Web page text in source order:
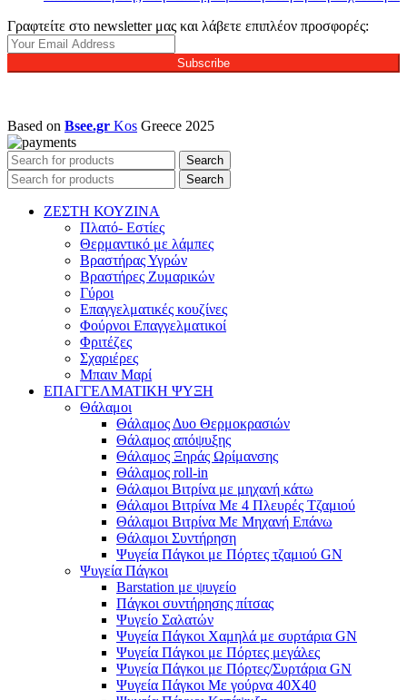
Γραφτείτε στο newsletter μας και λάβετε επιπλέον προσφορές:
Subscribe
Based on Bsee.gr Kos Greece 2025
Search
Search
ΖΕΣΤΗ ΚΟΥΖΙΝΑ
Πλατό- Εστίες
Θερμαντικό με λάμπες
Βραστήρας Υγρών
Βραστήρες Ζυμαρικών
Γύροι
Επαγγελματικές κουζίνες
Φούρνοι Επαγγελματικοί
Φριτέζες
Σχαριέρες
Μπαιν Μαρί
ΕΠΑΓΓΕΛΜΑΤΙΚΗ ΨΥΞΗ
Θάλαμοι
Θάλαμος Δυο Θερμοκρασιών
Θάλαμος απόψυξης
Θάλαμος Ξηράς Ωρίμανσης
Θάλαμος roll-in
Θάλαμοι Βιτρίνα με μηχανή κάτω
Θάλαμοι Βιτρίνα Με 4 Πλευρές Τζαμιού
Θάλαμοι Βιτρίνα Με Μηχανή Επάνω
Θάλαμοι Συντήρηση
Ψυγεία Πάγκοι με Πόρτες τζαμιού GN
Ψυγεία Πάγκοι
Barstation με ψυγείο
Πάγκοι συντήρησης πίτσας
Ψυγείο Σαλατών
Ψυγεία Πάγκοι Χαμηλά με συρτάρια GN
Ψυγεία Πάγκοι με Πόρτες μεγάλες
Ψυγεία Πάγκοι με Πόρτες/Συρτάρια GN
Ψυγεία Πάγκοι Με γούρνα 40Χ40